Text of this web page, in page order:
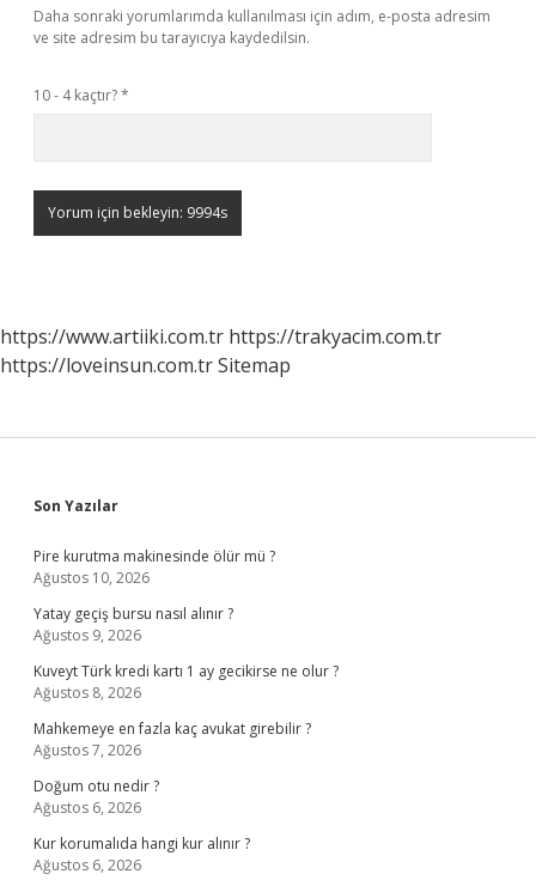
Daha sonraki yorumlarımda kullanılması için adım, e-posta adresim
ve site adresim bu tarayıcıya kaydedilsin.
10 - 4 kaçtır?*
https://www.artiiki.com.tr https://trakyacim.com.tr
https://loveinsun.com.trSitemap
Sidebar
Son Yazılar
Pire kurutma makinesinde ölür mü ?
Ağustos 10, 2026
Yatay geçiş bursu nasıl alınır ?
Ağustos 9, 2026
Kuveyt Türk kredi kartı 1 ay gecikirse ne olur ?
Ağustos 8, 2026
Mahkemeye en fazla kaç avukat girebilir ?
Ağustos 7, 2026
Doğum otu nedir ?
Ağustos 6, 2026
Kur korumalıda hangi kur alınır ?
Ağustos 6, 2026